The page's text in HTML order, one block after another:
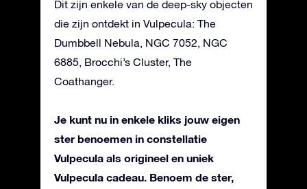
Dit zijn enkele van de deep-sky objecten
die zijn ontdekt in Vulpecula: The
Dumbbell Nebula, NGC 7052, NGC
6885, Brocchi’s Cluster, The
Coathanger.
Je kunt nu in enkele kliks jouw eigen
ster benoemen in constellatie
Vulpecula als origineel en uniek
Vulpecula cadeau. Benoem de ster,